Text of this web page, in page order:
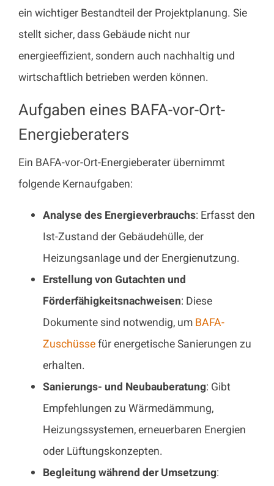
ein wichtiger Bestandteil der Projektplanung. Sie
stellt sicher, dass Gebäude nicht nur
energieeffizient, sondern auch nachhaltig und
wirtschaftlich betrieben werden können.
Aufgaben eines BAFA-vor-Ort-
Energieberaters
Ein BAFA-vor-Ort-Energieberater übernimmt
folgende Kernaufgaben:
Analyse des Energieverbrauchs: Erfasst den
Ist-Zustand der Gebäudehülle, der
Heizungsanlage und der Energienutzung.
Erstellung von Gutachten und
Förderfähigkeitsnachweisen: Diese
Dokumente sind notwendig, um BAFA-
Zuschüssefür energetische Sanierungen zu
erhalten.
Sanierungs- und Neubauberatung: Gibt
Empfehlungen zu Wärmedämmung,
Heizungssystemen, erneuerbaren Energien
oder Lüftungskonzepten.
Begleitung während der Umsetzung: